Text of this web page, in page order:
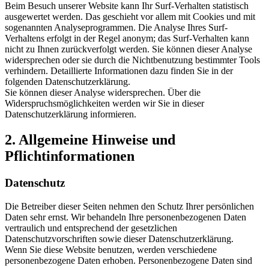
Beim Besuch unserer Website kann Ihr Surf-Verhalten statistisch
ausgewertet werden. Das geschieht vor allem mit Cookies und mit
sogenannten Analyseprogrammen. Die Analyse Ihres Surf-
Verhaltens erfolgt in der Regel anonym; das Surf-Verhalten kann
nicht zu Ihnen zurückverfolgt werden. Sie können dieser Analyse
widersprechen oder sie durch die Nichtbenutzung bestimmter Tools
verhindern. Detaillierte Informationen dazu finden Sie in der
folgenden Datenschutzerklärung.
Sie können dieser Analyse widersprechen. Über die
Widerspruchsmöglichkeiten werden wir Sie in dieser
Datenschutzerklärung informieren.
2. Allgemeine Hinweise und
Pflichtinformationen
Datenschutz
Die Betreiber dieser Seiten nehmen den Schutz Ihrer persönlichen
Daten sehr ernst. Wir behandeln Ihre personenbezogenen Daten
vertraulich und entsprechend der gesetzlichen
Datenschutzvorschriften sowie dieser Datenschutzerklärung.
Wenn Sie diese Website benutzen, werden verschiedene
personenbezogene Daten erhoben. Personenbezogene Daten sind